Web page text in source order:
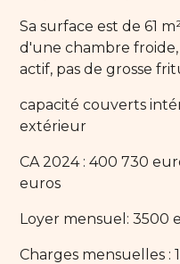
Sa surface est de 61
d'une chambre
actif, pas de grosse
capacité couverts
extérieur
CA 2024 : 400 730
euros
Loyer mensuel: 3500
Charges mensuelles :